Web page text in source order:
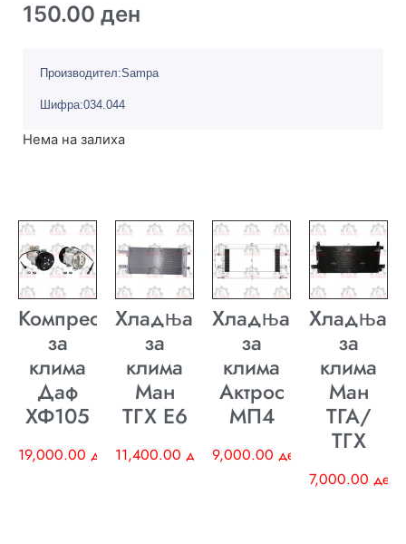
150.00 ден
Производител:Sampa
Шифра:034.044
Нема на залиха
Компресор
за
клима
Даф
ХФ105
19,000.00 ден
Хладњак
за
клима
Ман
ТГХ E6
11,400.00 ден
Хладњак
за
клима
Актрос
МП4
9,000.00 ден
Хладњак
за
клима
Ман
ТГА/
ТГХ
7,000.00 ден